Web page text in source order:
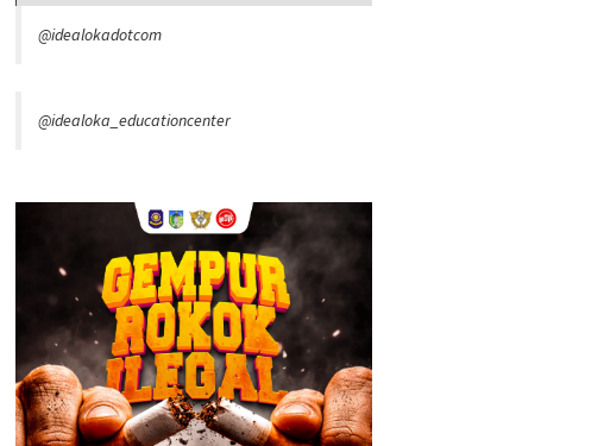
@idealokadotcom
@idealoka_educationcenter